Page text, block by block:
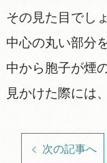
その見た目でしょ
中心の丸い部分
中から胞子が煙
見かけた際には
次の記事へ